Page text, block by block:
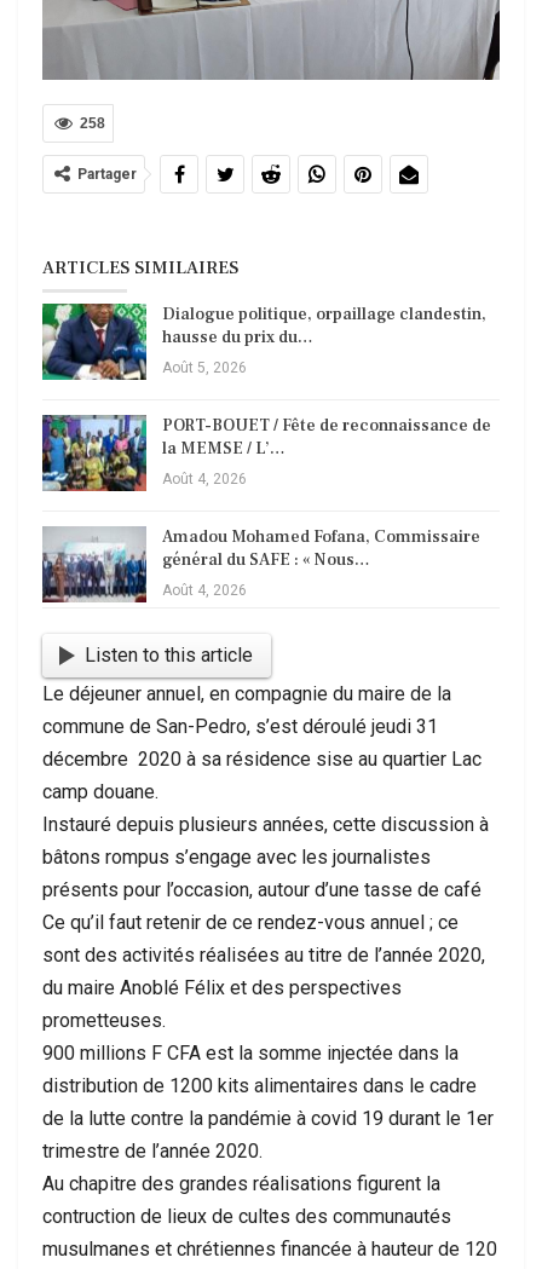
258
Partager
ARTICLES SIMILAIRES
Dialogue politique, orpaillage clandestin,
hausse du prix du…
Août 5, 2026
PORT-BOUET / Fête de reconnaissance de
la MEMSE / L’…
Août 4, 2026
Amadou Mohamed Fofana, Commissaire
général du SAFE : « Nous…
Août 4, 2026
Listen to this article
Le déjeuner annuel, en compagnie du maire de la
commune de San-Pedro, s’est déroulé jeudi 31
décembre 2020 à sa résidence sise au quartier Lac
camp douane.
Instauré depuis plusieurs années, cette discussion à
bâtons rompus s’engage avec les journalistes
présents pour l’occasion, autour d’une tasse de café
Ce qu’il faut retenir de ce rendez-vous annuel ; ce
sont des activités réalisées au titre de l’année 2020,
du maire Anoblé Félix et des perspectives
prometteuses.
900 millions F CFA est la somme injectée dans la
distribution de 1200 kits alimentaires dans le cadre
de la lutte contre la pandémie à covid 19 durant le 1er
trimestre de l’année 2020.
Au chapitre des grandes réalisations figurent la
contruction de lieux de cultes des communautés
musulmanes et chrétiennes financée à hauteur de 120